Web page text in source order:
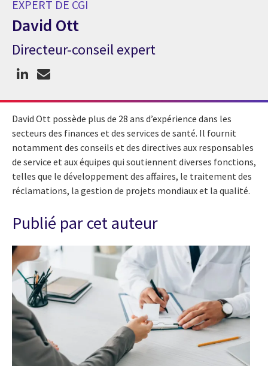
EXPERT DE CGI
David Ott
Expert de CGI David Ott
Directeur-conseil expert
David Ott possède plus de 28 ans d’expérience dans les
secteurs des finances et des services de santé. Il fournit
notamment des conseils et des directives aux responsables
de service et aux équipes qui soutiennent diverses fonctions,
telles que le développement des affaires, le traitement des
réclamations, la gestion de projets mondiaux et la qualité.
Publié par cet auteur